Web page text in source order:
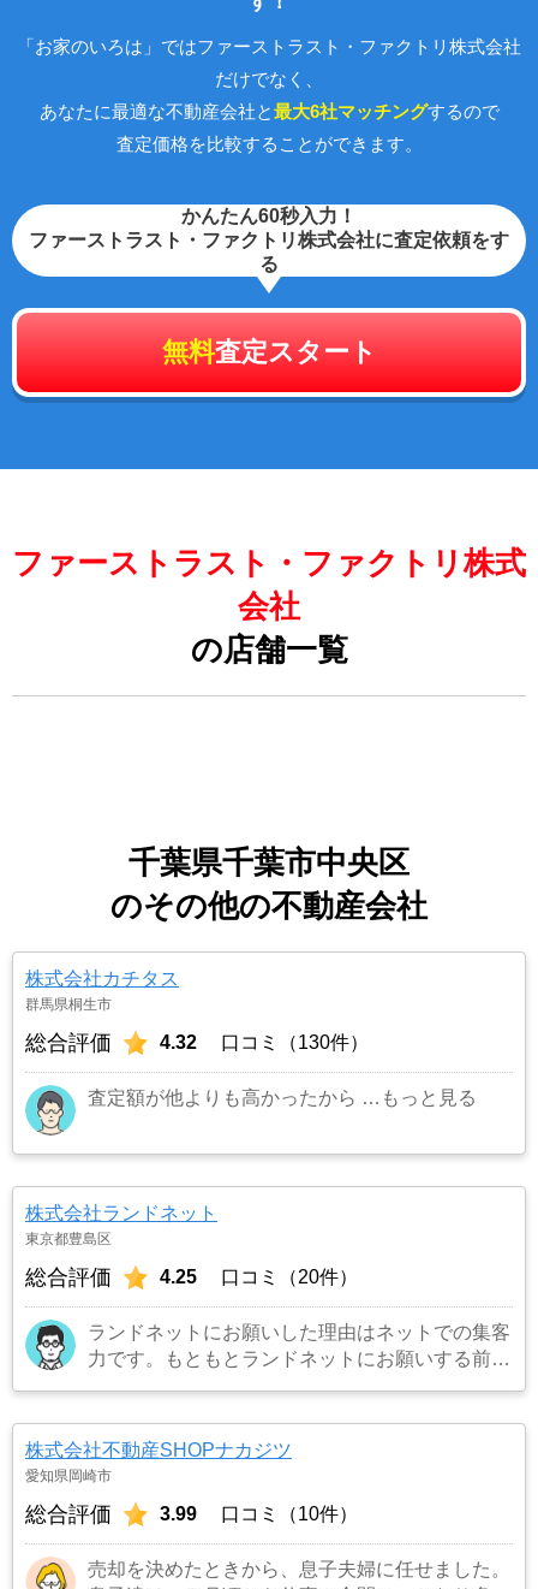
「お家のいろは」ではファーストラスト・ファクトリ株式会社
だけでなく、
あなたに最適な不動産会社と最大6社マッチングするので
査定価格を比較することができます。
かんたん60秒入力！
ファーストラスト・ファクトリ株式会社に査定依頼をす
る
無料査定スタート
ファーストラスト・ファクトリ株式
会社
の店舗一覧
千葉県千葉市中央区
のその他の不動産会社
株式会社カチタス
群馬県桐生市
総合評価 4.32 口コミ（130件）
査定額が他よりも高かったから …もっと見る
株式会社ランドネット
東京都豊島区
総合評価 4.25 口コミ（20件）
ランドネットにお願いした理由はネットでの集客
力です。もともとランドネットにお願いする前は
場がないことで地元の不動産屋では取り扱っても
らえませんでした。そこでそれまでに取引があ
した。 …もっと見る
株式会社不動産SHOPナカジツ
愛知県岡崎市
総合評価 3.99 口コミ（10件）
売却を決めたときから、息子夫婦に任せました。